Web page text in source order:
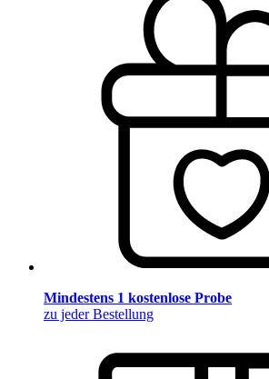
Mindestens 1 kostenlose Probe
zu jeder Bestellung